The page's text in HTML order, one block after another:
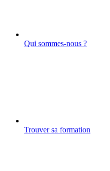
Qui sommes-nous ?
Trouver sa formation